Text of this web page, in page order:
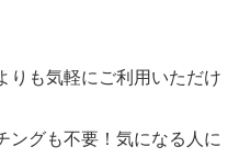
りも気軽にご利用いただけ
ングも不要！気になる人に